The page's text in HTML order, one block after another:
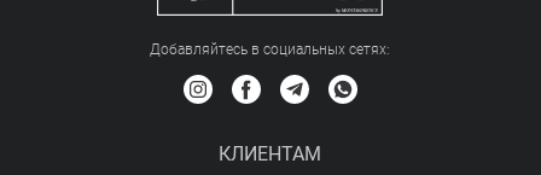
Добавляйтесь в социальных сетяx:
КЛИЕНТАМ